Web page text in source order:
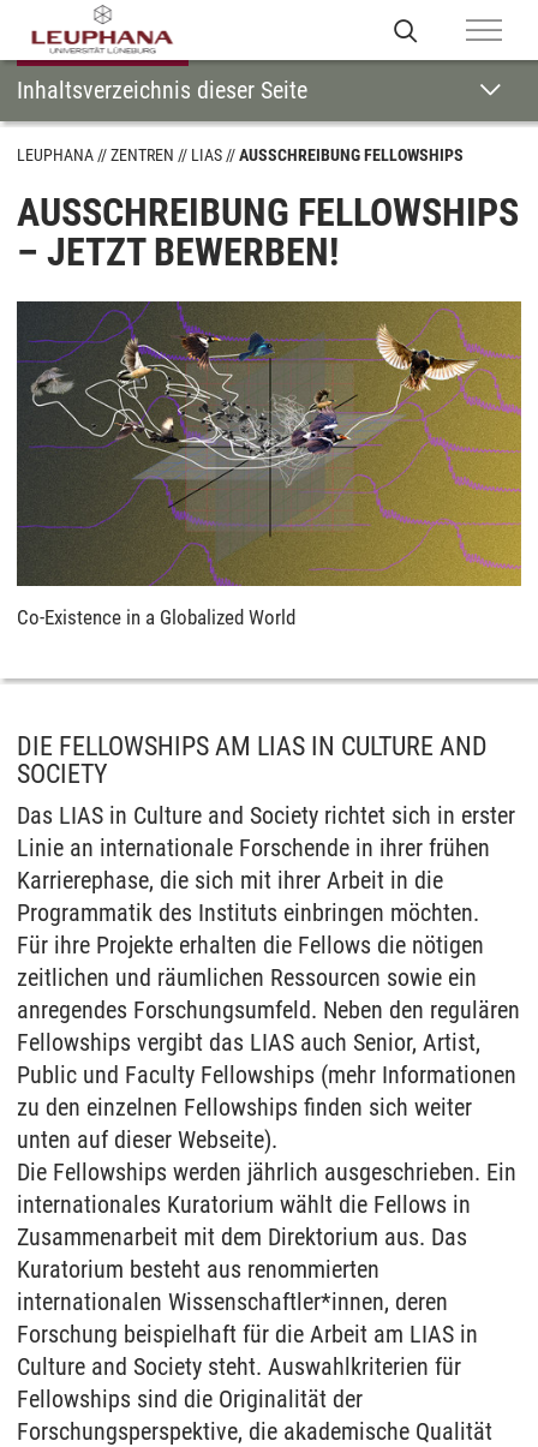
LEUPHANA ZENTREN LIAS AUSSCHREIBUNG FELLOWSHIPS
AUSSCHREIBUNG FELLOWSHIPS
– JETZT BEWERBEN!
Co-Existence in a Globalized World
DIE FELLOWSHIPS AM LIAS IN CULTURE AND
SOCIETY
Das LIAS in Culture and Society richtet sich in erster
Linie an internationale Forschende in ihrer frühen
Karrierephase, die sich mit ihrer Arbeit in die
Programmatik des Instituts einbringen möchten.
Für ihre Projekte erhalten die Fellows die nötigen
zeitlichen und räumlichen Ressourcen sowie ein
anregendes Forschungsumfeld. Neben den regulären
Fellowships vergibt das LIAS auch Senior, Artist,
Public und Faculty Fellowships (mehr Informationen
zu den einzelnen Fellowships finden sich weiter
unten auf dieser Webseite).
Die Fellowships werden jährlich ausgeschrieben. Ein
internationales Kuratorium wählt die Fellows in
Zusammenarbeit mit dem Direktorium aus. Das
Kuratorium besteht aus renommierten
internationalen Wissenschaftler*innen, deren
Forschung beispielhaft für die Arbeit am LIAS in
Culture and Society steht. Auswahlkriterien für
Fellowships sind die Originalität der
Forschungsperspektive, die akademische Qualität
Inhaltsverzeichnis dieser Seite